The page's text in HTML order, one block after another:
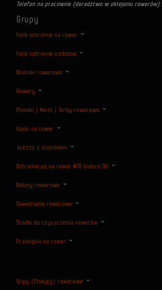
Telefon na pracownie (doradztwo w oklejaniu rowerów):
Grupy
Folie ochronne na rower
Folie ochronne ozdobne
Błotniki rowerowe
Rowery
Plecaki | Nerki | Torby rowerowe
Kaski na rower
Jeździj z dzieckiem
Ochraniacze na rower MTB Enduro DH
Bidony rowerowe
Oświetlenie rowerowe
Środki do czyszczenia rowerów
Przekąski na rower
Gripy (Chwyty) rowerowe